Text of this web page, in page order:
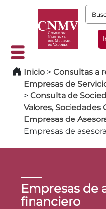
Inicio > Consultas a
Empresas de
> Consulta de
Valores, Sociedades
Empresas de
Empresas de
Empresas de
financiero